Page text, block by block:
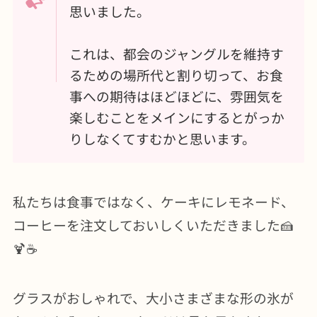
思いました。
これは、都会のジャングルを維持す
るための場所代と割り切って、お食
事への期待はほどほどに、雰囲気を
楽しむことをメインにするとがっか
りしなくてすむかと思います。
私たちは食事ではなく、ケーキにレモネード、
コーヒーを注文しておいしくいただきました🍰
🍹☕
グラスがおしゃれで、大小さまざまな形の氷が